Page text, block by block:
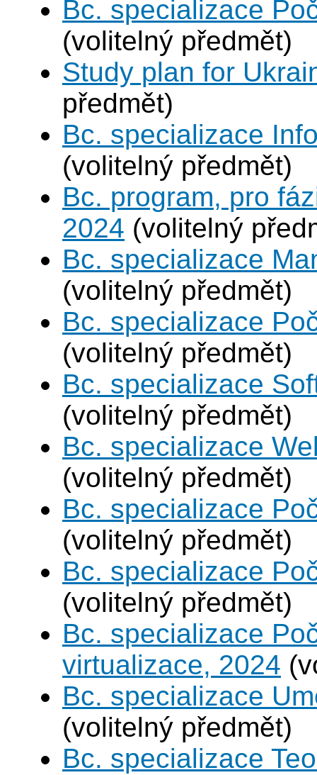
Bc. specializace
(volitelný předmět)
Study plan for
předmět)
Bc. specializace
(volitelný předmět)
Bc. program, pro
2024 (volitelný
Bc. specializace
(volitelný předmět)
Bc. specializace
(volitelný předmět)
Bc. specializace
(volitelný předmět)
Bc. specializace
(volitelný předmět)
Bc. specializace
(volitelný předmět)
Bc. specializace
(volitelný předmět)
Bc. specializace
virtualizace, 2024
Bc. specializace
(volitelný předmět)
Bc. specializace